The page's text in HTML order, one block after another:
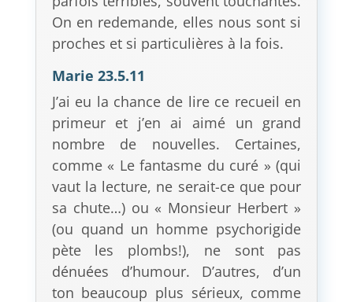
On en redemande, elles nous sont si
proches et si particulières à la fois.
Marie 23.5.11
J’ai eu la chance de lire ce recueil en
primeur et j’en ai aimé un grand
nombre de nouvelles. Certaines,
comme « Le fantasme du curé » (qui
vaut la lecture, ne serait-ce que pour
sa chute…) ou « Monsieur Herbert »
(ou quand un homme psychorigide
pète les plombs!), ne sont pas
dénuées d’humour. D’autres, d’un
ton beaucoup plus sérieux, comme